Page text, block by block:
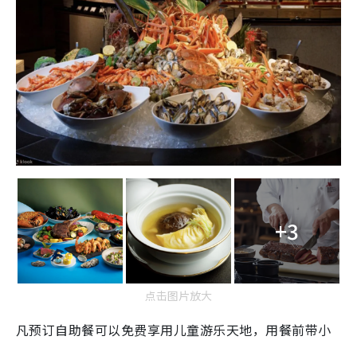
+3
点击图片放大
凡预订自助餐可以免费享用儿童游乐天地，用餐前带小